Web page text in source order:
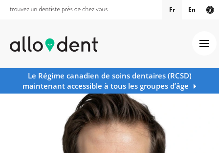
Fr En
Le Régime canadien de soins dentaires (RCSD)
maintenant accessible à tous les groupes d’âge